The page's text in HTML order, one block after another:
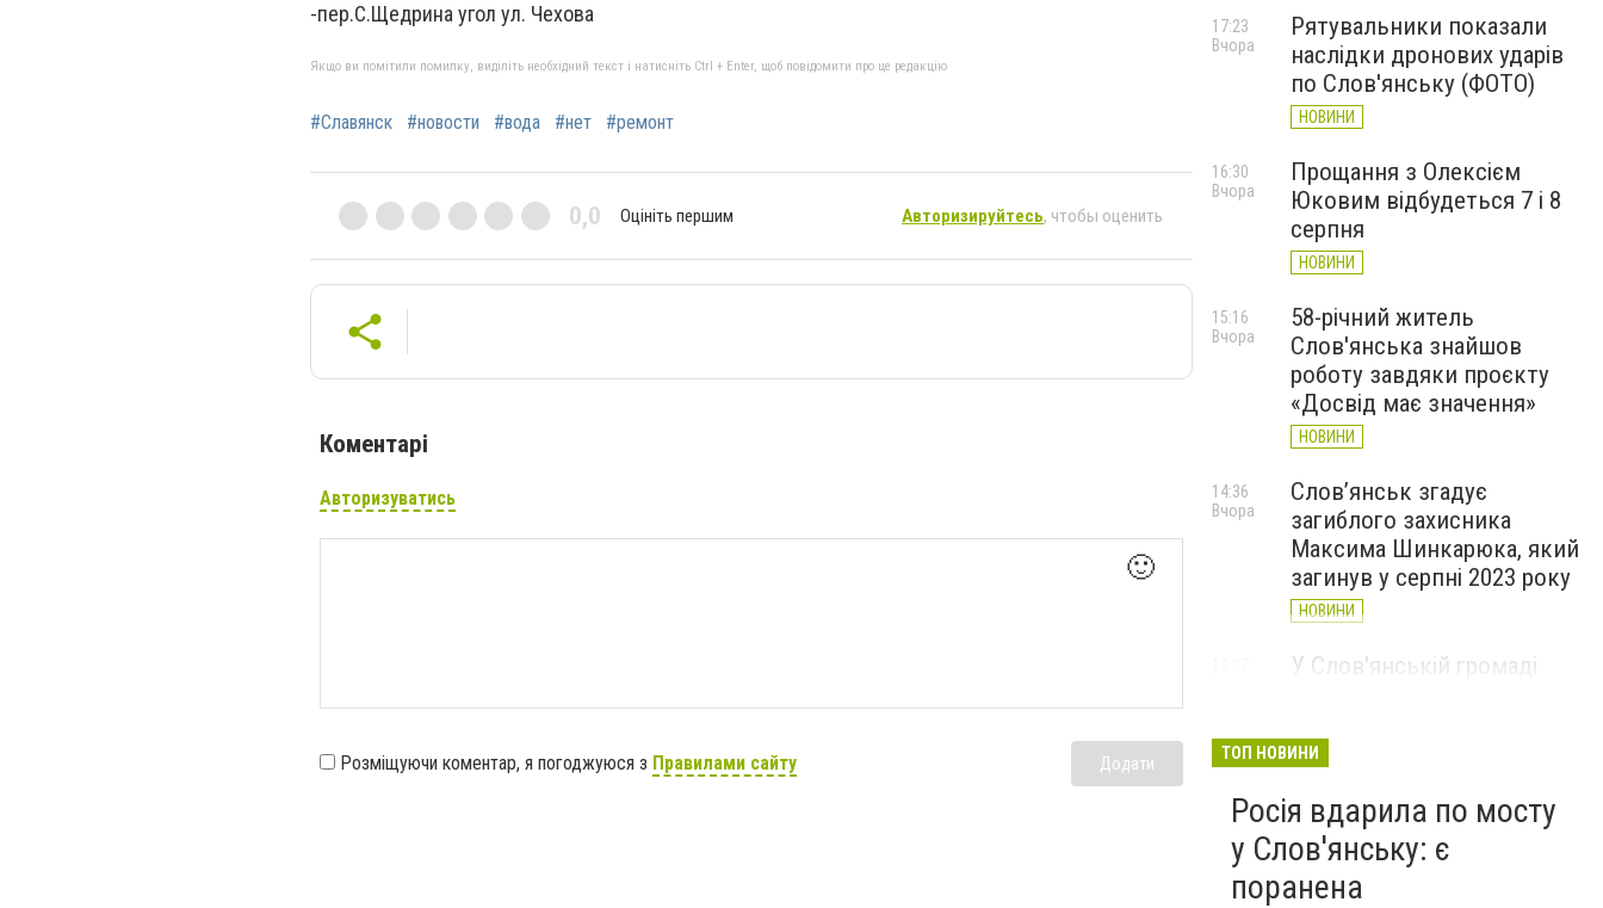
-пер.С.Щедрина угол ул. Чехова
Якщо ви помітили помилку, виділіть необхідний текст і натисніть Ctrl + Enter, щоб повідомити про це редакцію
#Славянск #новости #вода #нет #ремонт
0,0 Оцініть першим Авторизируйтесь, чтобы оценить
Коментарі
Авторизуватись
🙂
Розміщуючи коментар, я погоджуюся з Правилами сайту Додати
Рятувальники показали
наслідки дронових ударів
по Слов'янську (ФОТО)
НОВИНИ
17:23
Вчора
Прощання з Олексієм
Юковим відбудеться 7 і 8
серпня
НОВИНИ
16:30
Вчора
58-річний житель
Слов'янська знайшов
роботу завдяки проєкту
«Досвід має значення»
НОВИНИ
15:16
Вчора
Слов’янськ згадує
загиблого захисника
Максима Шинкарюка, який
загинув у серпні 2023 року
НОВИНИ
14:36
Вчора
У Слов'янській громаді
НОВИНИ
ТОП НОВИНИ
Росія вдарила по мосту
у Слов'янську: є
поранена